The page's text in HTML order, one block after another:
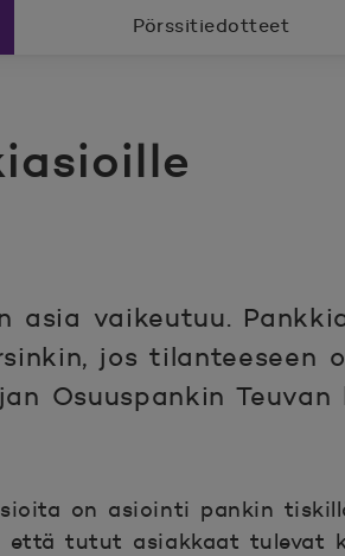
Pörssitiedotteet
asia vaikeutuu.
jos tilanteeseen
Osuuspankin
on asiointi pankin
että tutut asiakkaat tulevat